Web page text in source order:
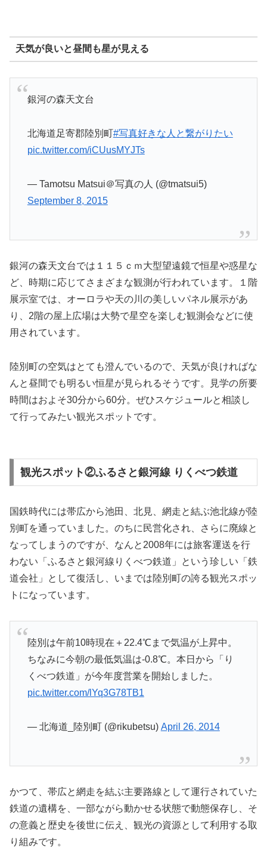
天気が良いと昼間も星が見える
銀河の森天文台
北海道足寄郡陸別町#写真好きな人と繋がりたい
pic.twitter.com/iCUusMYJTs
— Tamotsu Matsui＠写真の人 (@tmatsui5)
September 8, 2015
銀河の森天文台では１１５ｃｍ大型望遠鏡で恒星や惑星な
ど、時期に応じてさまざまな観測が行われています。１階
展示室では、オーロラや天の川の美しいパネル展示があ
り、2階の屋上広場は大勢で星空を楽しむ観測会などに使
用されています。
陸別町の空気はとても澄んでいるので、天気が良ければな
んと昼間でも明るい恒星が見られるそうです。見学の所要
時間はおよそ30分から60分。ぜひスケジュールと相談し
て行ってみたい観光スポットです。
観光スポット②ふるさと銀河線 りくべつ鉄道
国鉄時代には帯広から池田、北見、網走と結ぶ池北線が陸
別町を通っていました。のちに民営化され、さらに廃線と
なってしまうのですが、なんと2008年には旅客運送を行
わない「ふるさと銀河線りくべつ鉄道」という珍しい「鉄
道会社」として復活し、いまでは陸別町の誇る観光スポッ
トになっています。
陸別は午前10時現在＋22.4℃まで気温が上昇中。
ちなみに今朝の最低気温は-0.8℃。本日から「り
くべつ鉄道」が今年度営業を開始しました。
pic.twitter.com/lYq3G78TB1
— 北海道_陸別町 (@rikubetsu) April 26, 2014
かつて、帯広と網走を結ぶ主要路線として運行されていた
鉄道の遺構を、一部ながら動かせる状態で動態保存し、そ
の意義と歴史を後世に伝え、観光の資源として利用する取
り組みです。